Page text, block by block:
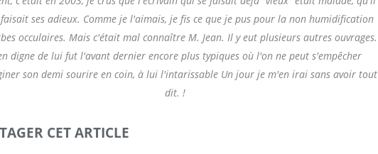
ses adieux. Comme je l'aimais, je fis ce que je pus pour la non humidification
occulaires. Mais c'était mal connaître M. Jean. Il y eut plusieurs autres ouvrages.
digne de lui fut l'avant dernier encore plus typiques où l'on ne peut s'empêcher
son demi sourire en coin, à lui l'intarissable Un jour je m'en irai sans avoir tout
dit. !
CET ARTICLE